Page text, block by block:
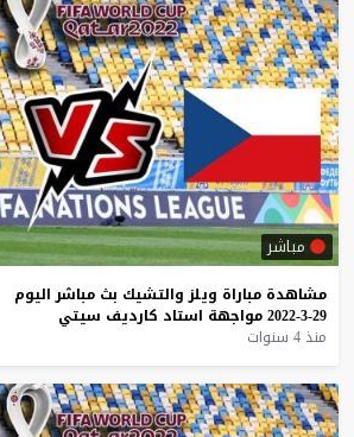
مباشر
مشاهدة مباراة ويلز والتشيك بث مباشر اليوم
29-3-2022
مواجهة استاد كارديف سيتي
منذ 4 سنوات